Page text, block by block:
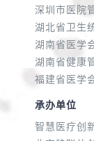
深圳市医院
湖北省卫生
湖南省医学
湖南省健康
福建省医学
承办单位
智慧医疗创